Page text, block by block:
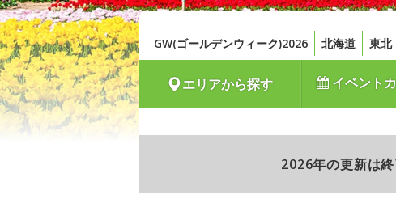
GW(ゴールデンウィーク)2026 北海道 東北
エリアから探す イベント
2026年の更新は